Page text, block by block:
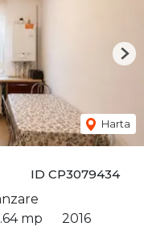
ID CP3079434
mp 2016
Harta